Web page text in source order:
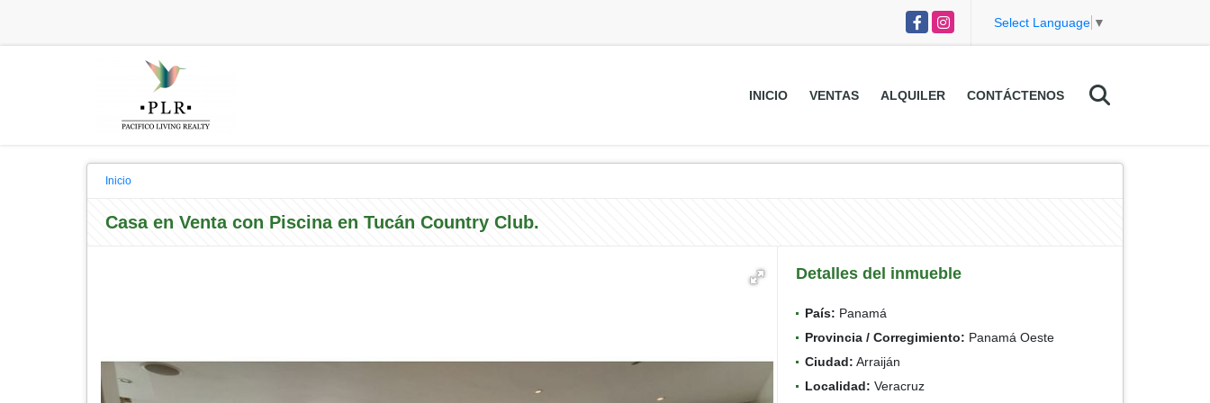
FacebookInstagram Select Language ▼
INICIO VENTAS ALQUILER CONTÁCTENOS
Inicio
Casa en Venta con Piscina en Tucán Country Club.
Detalles del inmueble
País: Panamá
Provincia / Corregimiento: Panamá Oeste
Ciudad: Arraiján
Localidad: Veracruz